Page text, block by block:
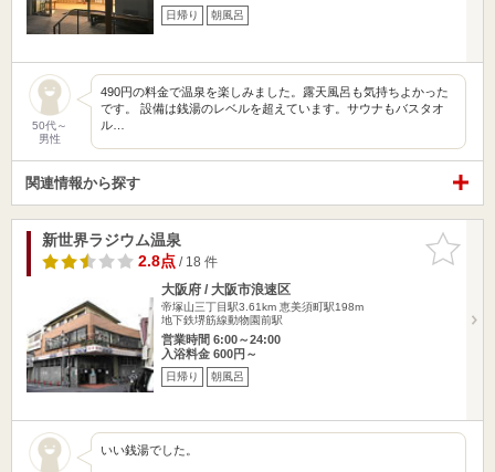
日帰り 朝風呂
50代～
男性
490円の料金で温泉を楽しみました。露天風呂も気持ちよかった
です。 設備は銭湯のレベルを超えています。サウナもバスタオ
ル…
関連情報から探す
お気に入
りに追加
新世界ラジウム温泉
2.8点/ 18 件
大阪府 / 大阪市浪速区
帝塚山三丁目駅3.61km 恵美須町駅198m
地下鉄堺筋線動物園前駅
営業時間 6:00～24:00
入浴料金 600円～
日帰り 朝風呂
いい銭湯でした。